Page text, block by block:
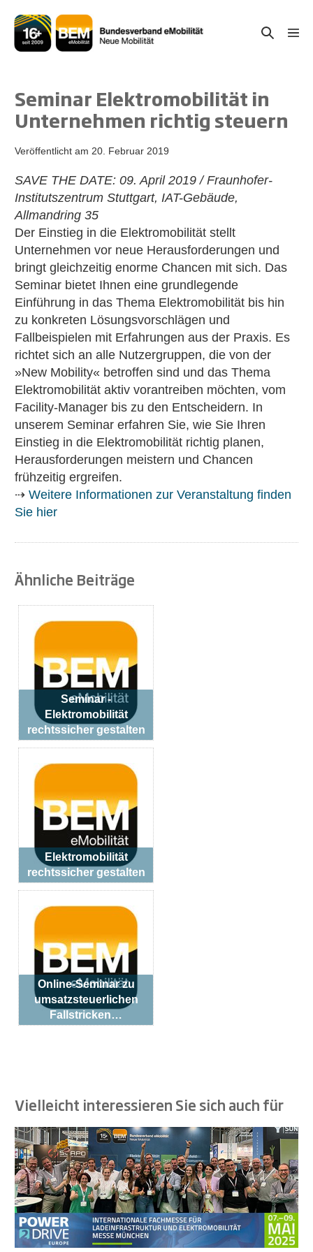
Inhalt
springen
Suche-
Seminar Elektromobilität in
Unternehmen richtig steuern
Veröffentlicht am 20. Februar 2019
SAVE THE DATE: 09. April 2019 / Fraunhofer-
Institutszentrum Stuttgart, IAT-Gebäude,
Allmandring 35
Der Einstieg in die Elektromobilität stellt
Unternehmen vor neue Herausforderungen und
bringt gleichzeitig enorme Chancen mit sich. Das
Seminar bietet Ihnen eine grundlegende
Einführung in das Thema Elektromobilität bis hin
zu konkreten Lösungsvorschlägen und
Fallbeispielen mit Erfahrungen aus der Praxis. Es
richtet sich an alle Nutzergruppen, die von der
»New Mobility« betroffen sind und das Thema
Elektromobilität aktiv vorantreiben möchten, vom
Facility-Manager bis zu den Entscheidern. In
unserem Seminar erfahren Sie, wie Sie Ihren
Einstieg in die Elektromobilität richtig planen,
Herausforderungen meistern und Chancen
frühzeitig ergreifen.
⇢ Weitere Informationen zur Veranstaltung finden
Sie hier
Ähnliche Beiträge
Seminar -
Elektromobilität
rechtssicher gestalten
Elektromobilität
rechtssicher gestalten
Online-Seminar zu
umsatzsteuerlichen
Fallstricken…
Vielleicht interessieren Sie sich auch für